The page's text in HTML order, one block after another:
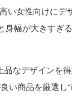
女性向けにデ
幅が大きすぎ
なデザインを
い商品を厳選し